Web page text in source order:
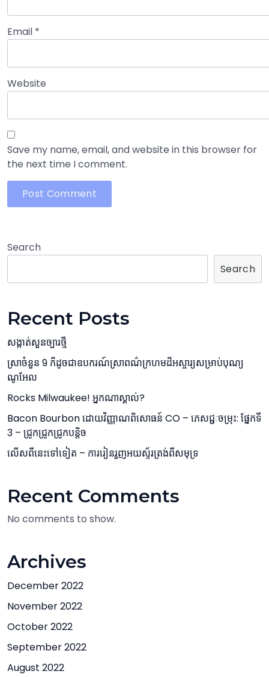
Email *
Website
Save my name, email, and website in this browser for
the next time I comment.
Search
Search
Recent Posts
សង្កាត់សួនច្បារថ្មី
ស្រាចំនួន 9 ក៏ដូចជាឧបករណ៍ស្រាពណ៌ក្រហមដ៏អស្ចារ្យសម្រាប់បុណ្យ
ណូអែល
Rocks Milwaukee! អ្នកណាស្គាល់?
Bacon Bourbon ដោយវិញ្ញាណពិសោធន៍ CO – ភេសជ្ជៈចម្រុះ: ផ្នែកទី
3 – ជ្រូកជ្រូកជ្រូកបន្តិច
លើសពីនេះទៅទៀត – ការរៀនរួញអយស្ទ័រត្រង់ពីសមុទ្រ
Recent Comments
No comments to show.
Archives
December 2022
November 2022
October 2022
September 2022
August 2022